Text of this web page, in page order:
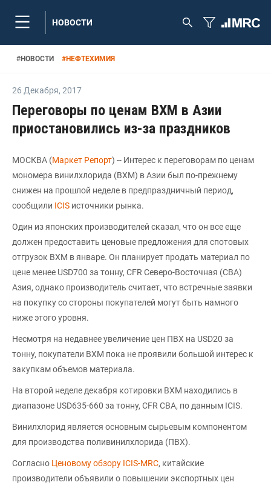
НОВОСТИ
#НОВОСТИ #НЕФТЕХИМИЯ
26 Декабря, 2017
Переговоры по ценам ВХМ в Азии
приостановились из-за праздников
МОСКВА (Маркет Репорт) -- Интерес к переговорам по ценам
мономера винилхлорида (ВХМ) в Азии был по-прежнему
снижен на прошлой неделе в предпраздничный период,
сообщили ICIS источники рынка.
Один из японских производителей сказал, что он все еще
должен предоставить ценовые предложения для спотовых
отгрузок ВХМ в январе. Он планирует продать материал по
цене менее USD700 за тонну, CFR Северо-Восточная (СВА)
Азия, однако производитель считает, что встречные заявки
на покупку со стороны покупателей могут быть намного
ниже этого уровня.
Несмотря на недавнее увеличение цен ПВХ на USD20 за
тонну, покупатели ВХМ пока не проявили большой интерес к
закупкам объемов материала.
На второй неделе декабря котировки ВХМ находились в
диапазоне USD635-660 за тонну, CFR СВА, по данным ICIS.
Винилхлорид является основным сырьевым компонентом
для производства поливинилхлорида (ПВХ).
Согласно Ценовому обзору ICIS-MRC, китайские
производители объявили о повышении экспортных цен